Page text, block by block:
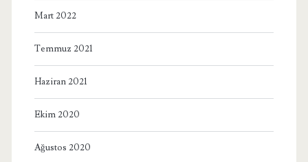
Mart 2022
Temmuz 2021
Haziran 2021
Ekim 2020
Ağustos 2020